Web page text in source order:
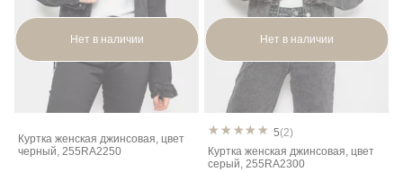
Нет в наличии
Куртка женская джинсовая, цвет
черный, 255RA2250
Нет в наличии
5(2)
Куртка женская джинсовая, цвет
серый, 255RA2300